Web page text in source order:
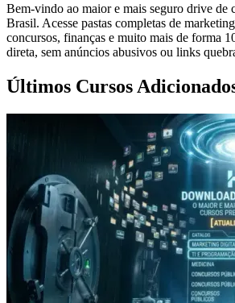
Bem-vindo ao maior e mais seguro drive de
Brasil. Acesse pastas completas de
concursos, finanças e muito mais de forma
direta, sem anúncios abusivos ou links
Últimos Cursos